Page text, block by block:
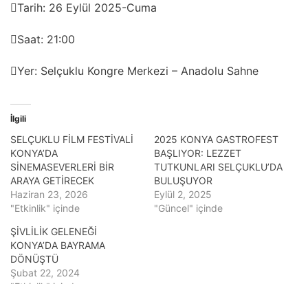
Tarih: 26 Eylül 2025-Cuma
Saat: 21:00
Yer: Selçuklu Kongre Merkezi – Anadolu Sahne
İlgili
SELÇUKLU FİLM FESTİVALİ
KONYA’DA
SİNEMASEVERLERİ BİR
ARAYA GETİRECEK
Haziran 23, 2026
"Etkinlik" içinde
2025 KONYA GASTROFEST
BAŞLIYOR: LEZZET
TUTKUNLARI SELÇUKLU’DA
BULUŞUYOR
Eylül 2, 2025
"Güncel" içinde
ŞİVLİLİK GELENEĞİ
KONYA’DA BAYRAMA
DÖNÜŞTÜ
Şubat 22, 2024